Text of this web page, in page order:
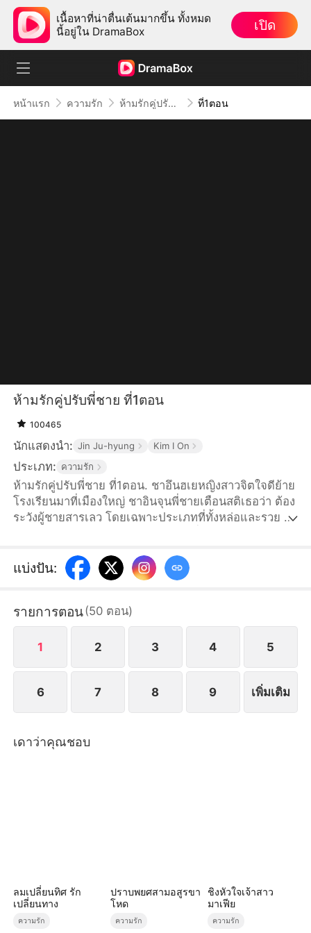
เนื้อหาที่น่าตื่นเต้นมากขึ้น ทั้งหมด
นี้อยู่ใน DramaBox
เปิด
หน้าแรก ความรัก ห้ามรักคู่ปรับพี่ชาย ที่1ตอน
ห้ามรักคู่ปรับพี่ชาย ที่1ตอน
100465
นักแสดงนำ: Jin Ju-hyung Kim I On
ประเภท: ความรัก
ห้ามรักคู่ปรับพี่ชาย ที่1ตอน. ชาอึนฮเยหญิงสาวจิตใจดีย้าย
โรงเรียนมาที่เมืองใหญ่ ชาอินจุนพี่ชายเตือนสติเธอว่า ต้อง
ระวังผู้ชายสารเลว โดยเฉพาะประเภทที่ทั้งหล่อและรวย ใน
อันขาด หลังจากนั้นผ่านไป เดิมทีอึนฮเยมือใหม่หัดรักก็
ต้านทานการล่อลวงทีละขั้น ๆ ของพัคซองฮุนไม่ไหวอยู่แล้ว
เสน่ห์ของตัวเองเช่นกัน
แบ่งปัน:
รายการตอน(50 ตอน)
1 2 3 4 5
6 7 8 9 เพิ่มเติม
เดาว่าคุณชอบ
ลมเปลี่ยนทิศ รัก
เปลี่ยนทาง
ความรัก
ปราบพยศสามอสูรขา
โหด
ความรัก
ชิงหัวใจเจ้าสาว
มาเฟีย
ความรัก